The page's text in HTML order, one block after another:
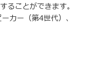
ることができます。
カー（第4世代）、